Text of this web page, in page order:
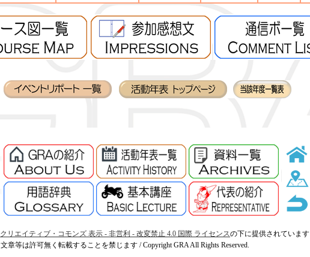
クリエイティブ・コモンズ 表示 - 非営利 - 改変禁止 4.0 国際 ライセンスの下に提供されています
文章等は許可無く転載することを禁じます / Copyright GRA All Rights Reserved.